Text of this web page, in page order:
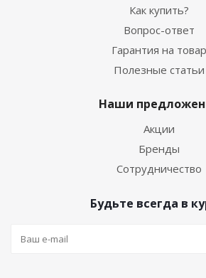
Как купить?
Вопрос-ответ
Гарантия на товар
Полезные статьи
Наши
Акции
Бренды
Сотрудничество
Будьте всегда в